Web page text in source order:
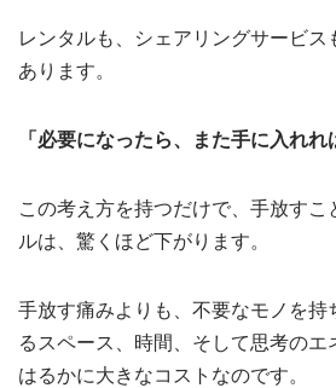
レンタルも、シェアリングサービス
あります。
「必要になったら、また手に入れれ
この考え方を持つだけで、手放すこ
ルは、驚くほど下がります。
手放す痛みよりも、不要なモノを持
るスペース、時間、そして思考のエ
はるかに大きなコストなのです。